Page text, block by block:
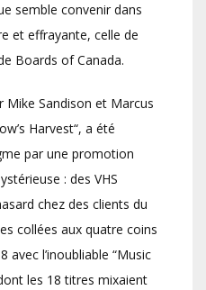
semble convenir dans
et effrayante, celle de
Boards of Canada.
Sandison et Marcus
Harvest“, a été
par une promotion
: des VHS
chez des clients du
collées aux quatre coins
l’inoubliable “Music
les 18 titres mixaient